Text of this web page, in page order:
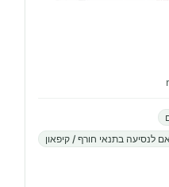
לנסיעה בתנאי חורף / קיפאון